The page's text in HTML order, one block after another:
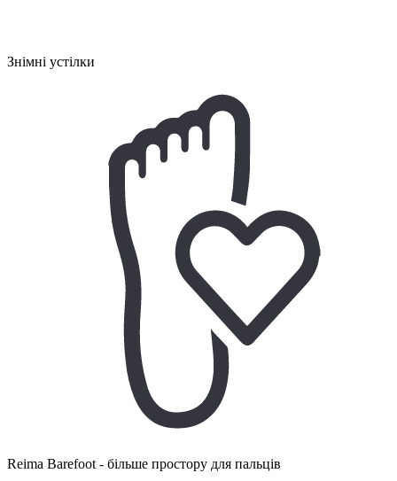
Знімні устілки
Reima Barefoot - більше простору для пальців